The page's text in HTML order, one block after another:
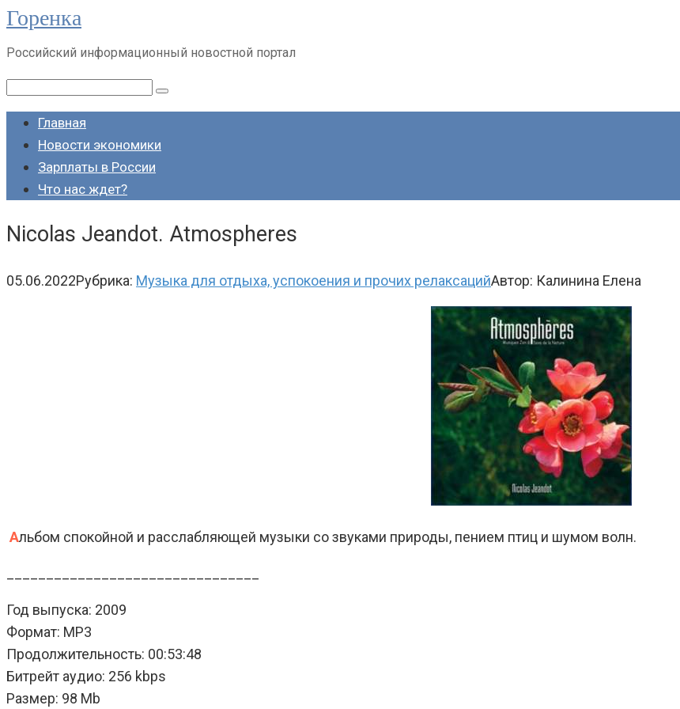
Перейти
контенту
Горенка
Российский информационный новостной портал
Поиск:
Главная
Новости экономики
Зарплаты в России
Что нас ждет?
Nicolas Jeandot. Atmospheres
05.06.2022Рубрика: Музыка для отдыха, успокоения и прочих релаксацийАвтор: Калинина Елена
Альбом спокойной и расслабляющей музыки со звуками природы, пением птиц и шумом волн.
Год выпуска: 2009
Формат: MP3
Продолжительность: 00:53:48
Битрейт аудио: 256 kbps
Размер: 98 Mb